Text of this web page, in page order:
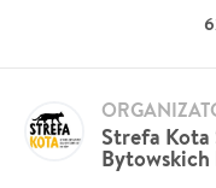
Strefa Kota